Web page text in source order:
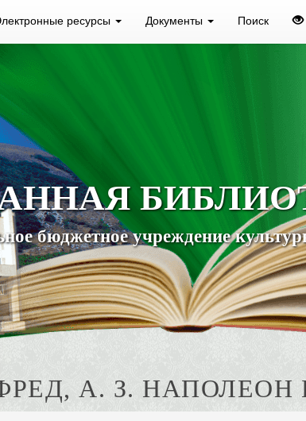
ресурсы Документы Поиск
бюджетное учреждение
А. З. НАПОЛЕОН